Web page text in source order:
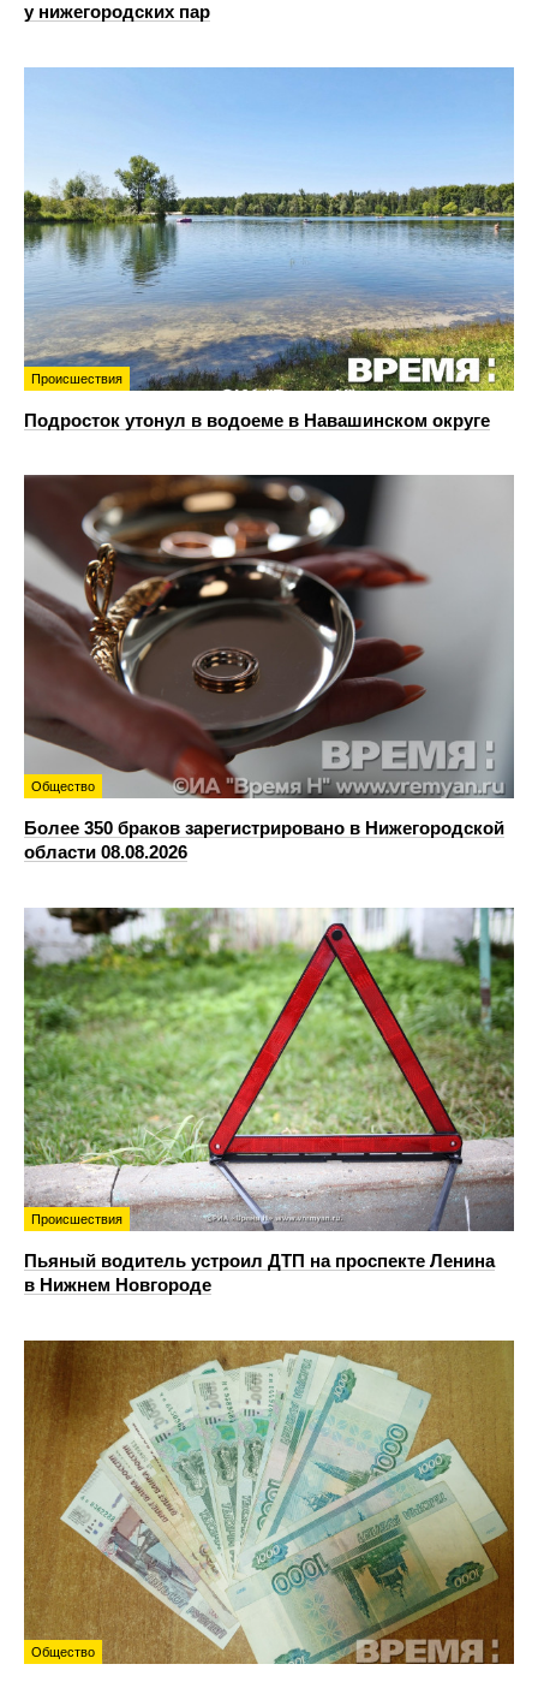
у нижегородских пар
Происшествия
Подросток утонул в водоеме в Навашинском округе
Общество
Более 350 браков зарегистрировано в Нижегородской
области 08.08.2026
Происшествия
Пьяный водитель устроил ДТП на проспекте Ленина
в Нижнем Новгороде
Общество